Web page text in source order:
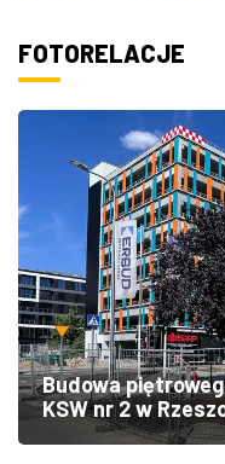
FOTORELACJE
Budowa
KSW nr 2 w